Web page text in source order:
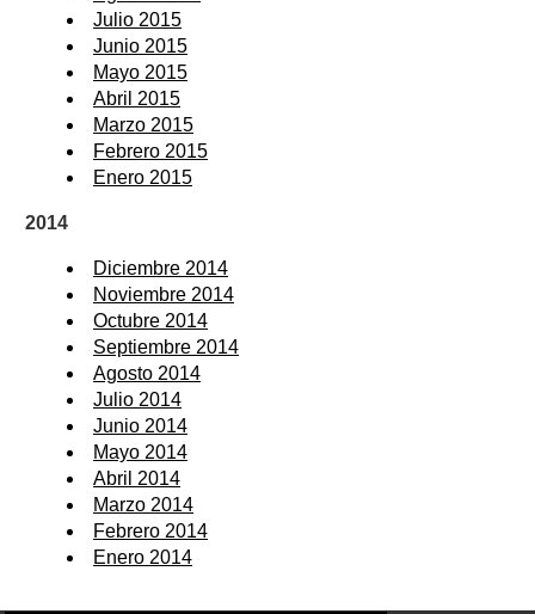
Julio 2015
Junio 2015
Mayo 2015
Abril 2015
Marzo 2015
Febrero 2015
Enero 2015
2014
Diciembre 2014
Noviembre 2014
Octubre 2014
Septiembre 2014
Agosto 2014
Julio 2014
Junio 2014
Mayo 2014
Abril 2014
Marzo 2014
Febrero 2014
Enero 2014